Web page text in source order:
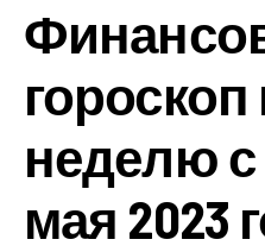
гороскоп
неделю с
мая 2023